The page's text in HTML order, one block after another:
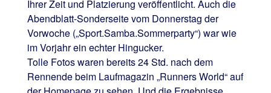
Ihrer Zeit und Platzierung veröffentlicht. Auch die
Abendblatt-Sonderseite vom Donnerstag der
Vorwoche („Sport.Samba.Sommerparty“) war wie
im Vorjahr ein echter Hingucker.
Tolle Fotos waren bereits 24 Std. nach dem
Rennende beim Laufmagazin „Runners World“ auf